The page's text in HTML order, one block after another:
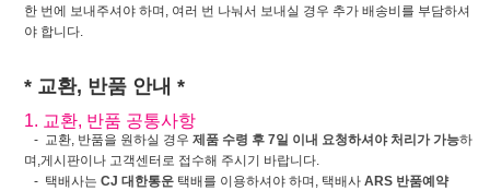
한 번에 보내주셔야 하며, 여러 번 나눠서 보내실 경우 추가 배송비를 부담하셔
야 합니다.
* 교환, 반품 안내 *
1. 교환, 반품 공통사항
- 교환, 반품을 원하실 경우 제품 수령 후 7일 이내 요청하셔야 처리가 가능하
며,게시판이나 고객센터로 접수해 주시기 바랍니다.
- 택배사는 CJ 대한통운 택배를 이용하셔야 하며, 택배사 ARS 반품예약